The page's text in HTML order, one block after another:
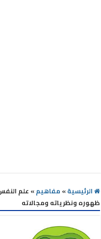
الرئيسية» مفاهيم» علم
ظهوره ونظرياته ومجالاته